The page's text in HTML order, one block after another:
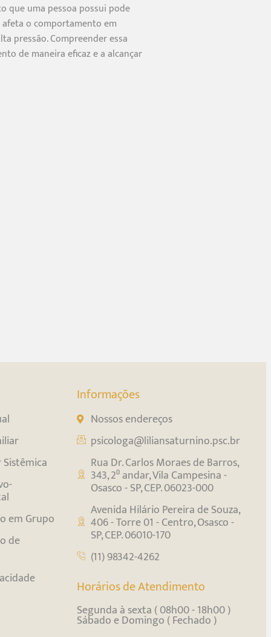
que uma pessoa possui pode
o comportamento em
pressão. Compreender essa
de maneira eficaz e a alcançar
em Grupo
de
Informações
Nossos endereços
psicologa@liliansaturnino.psc.br
Rua Dr. Carlos Moraes de Barros,
343, 2⁰ andar, Vila Campesina -
Osasco - SP, CEP. 06023-000
Avenida Hilário Pereira de Souza,
406 - Torre 01 - Centro, Osasco -
SP, CEP. 06010-170
(11) 98342-4262
Horários de Atendimento
Segunda à sexta ( 08h00 - 18h00 )
Sábado e Domingo ( Fechado )